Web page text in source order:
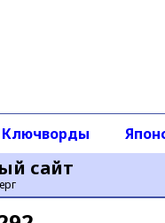
сайт
Ключворды